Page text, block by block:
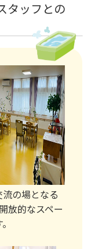
タッフとの
の場となる
放的なスペー